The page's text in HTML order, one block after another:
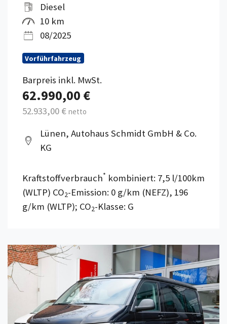
Diesel
10 km
08/2025
Vorführfahrzeug
Barpreis inkl. MwSt.
62.990,00 €
52.933,00 € netto
Lünen, Autohaus Schmidt GmbH & Co.
KG
Kraftstoffverbrauch* kombiniert: 7,5 l/100km
(WLTP) CO2-Emission: 0 g/km (NEFZ), 196
g/km (WLTP); CO2-Klasse: G
Details anzeigen